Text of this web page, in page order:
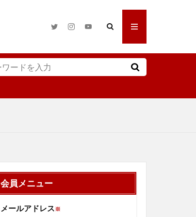
会員メニュー
メールアドレス※